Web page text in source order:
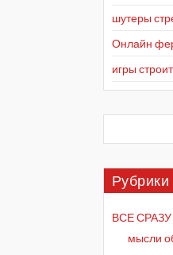
шутеры
Онлайн
игры
Рубрики
ВСЕ СРАЗУ
мысли